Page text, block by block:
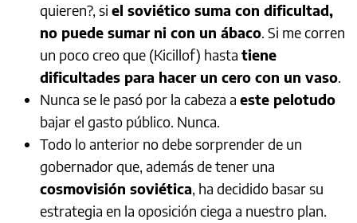
quieren?, si el soviético suma con dificultad,
no puede sumar ni con un ábaco. Si me corren
un poco creo que (Kicillof) hasta tiene
dificultades para hacer un cero con un vaso.
Nunca se le pasó por la cabeza a este pelotudo
bajar el gasto público. Nunca.
Todo lo anterior no debe sorprender de un
gobernador que, además de tener una
cosmovisión soviética, ha decidido basar su
estrategia en la oposición ciega a nuestro plan.